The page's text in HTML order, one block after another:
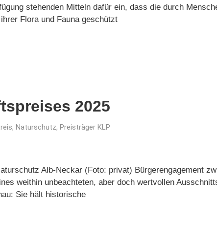
stehenden Mitteln dafür ein, dass die durch
Flora und Fauna geschützt
2025
, Naturschutz, Preisträger KLP
Alb-Neckar (Foto: privat) Bürgerengagement
weithin unbeachteten, aber doch wertvollen
Sie hält historische